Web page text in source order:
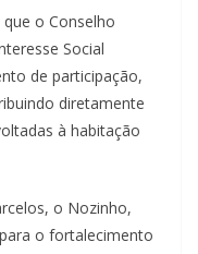
o Conselho
Social
de participação,
diretamente
à habitação
o Nozinho,
o fortalecimento